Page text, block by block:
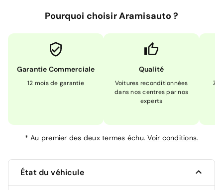
Pourquoi choisir Aramisauto ?
Garantie Commerciale
12 mois de garantie
Qualité
Voitures reconditionnées
dans nos centres par nos
experts
*Au premier des deux termes échu.Voir conditions.
État du véhicule